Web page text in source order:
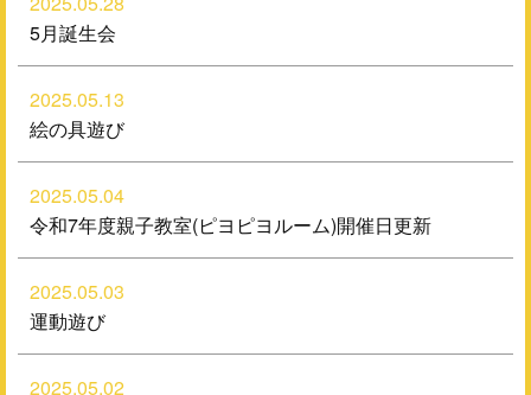
5月誕生会
2025.05.13
絵の具遊び
2025.05.04
令和7年度親子教室(ピヨピヨルーム)開催日更新
2025.05.03
運動遊び
2025.05.02